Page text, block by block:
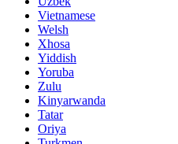
Vietnamese
Welsh
Xhosa
Yiddish
Yoruba
Zulu
Kinyarwanda
Tatar
Oriya